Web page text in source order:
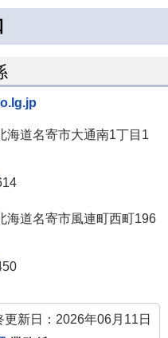
海道名寄市大通南1丁目1
海道名寄市風連町西町196
更新日：2026年06月11日